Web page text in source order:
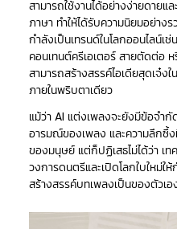
สามารถใช้งานได้อย่างง่ายดาย
ภาษา ทำให้ได้รับความนิยมอย่าง
กำลังเป็นเทรนด์ในโลกออนไลน์เ
คอนเทนต์ครีเอเตอร์ สายตัดต่อ
สามารถสร้างสรรค์ไอเดียสุดเจ๋ง
ภายในพริบตาเดียว
แม้ว่า AI แต่งเพลงจะยังมีข้อจำกั
อารมณ์ของเพลง และความลึกซึ้
ของมนุษย์ แต่ก็ปฏิเสธไม่ได้ว่า เท
วงการดนตรีและเปิดโลกใบใหม่
สร้างสรรค์บทเพลงเป็นของตัวเ